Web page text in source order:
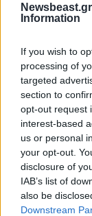
Information
If you wish to
processing of
targeted
section to
opt-out request
interest-based
us or personal
your opt-out.
disclosure of
IAB’s list of
also be
Downstream
ΚΟΣΜΟΣ
«Ο εφιάλτης